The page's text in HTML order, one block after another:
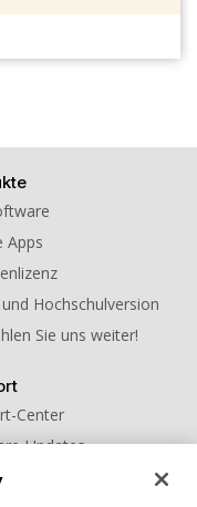
Apps
und Hochschulversion
Sie uns weiter!
Center
Updates
Wissen